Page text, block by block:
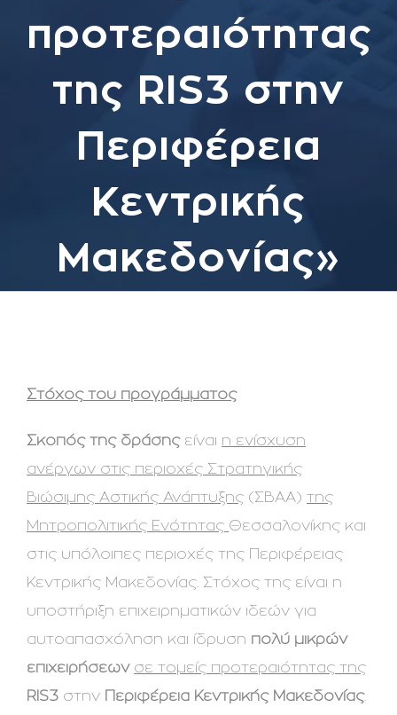
προτεραιότητας
της RIS3 στην
Περιφέρεια
Κεντρικής
Μακεδονίας»
Στόχος του προγράμματος
Σκοπός της δράσηςείναι η ενίσχυση
ανέργων στις περιοχές Στρατηγικής
Βιώσιμης Αστικής Ανάπτυξης (ΣΒΑΑ) της
Μητροπολιτικής Ενότητας Θεσσαλονίκης και
στις υπόλοιπες περιοχές της Περιφέρειας
Κεντρικής Μακεδονίας. Στόχος της είναι η
υποστήριξη επιχειρηματικών ιδεών για
αυτοαπασχόληση και ίδρυση πολύ μικρών
επιχειρήσεων σε τομείς προτεραιότητας της
RIS3 στην Περιφέρεια Κεντρικής Μακεδονίας.